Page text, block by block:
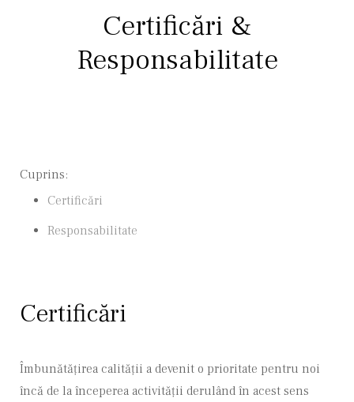
Certificări &
Responsabilitate
Cuprins:
Certificări
Responsabilitate
Certificări
Îmbunătățirea calității a devenit o prioritate pentru noi
încă de la începerea activității derulând în acest sens